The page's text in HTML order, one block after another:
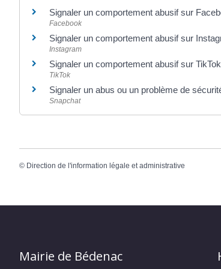
Signaler un comportement abusif sur
Facebook
Signaler un comportement abusif sur
Instagram
Signaler un comportement abusif sur TikTok
TikTok
Signaler un abus ou un problème de
Snapchat
© Direction de l'information légale et administrative
Mairie de Bédenac